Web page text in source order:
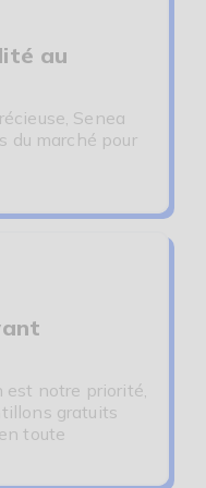
au
Senea
du marché pour
est notre priorité,
gratuits
toute